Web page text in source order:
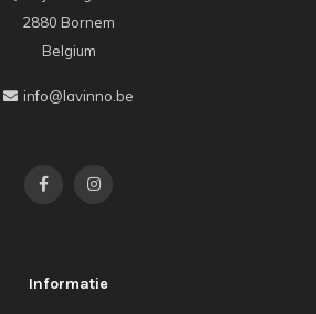
2880 Bornem
Belgium
info@lavinno.be
Informatie